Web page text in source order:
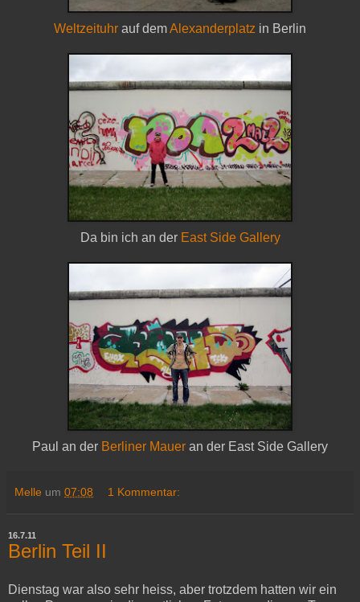
Weltzeituhr auf demAlexanderplatz in Berlin
Da bin ich an der East Side Gallery
Paul an der Berliner Mauer an der East Side Gallery
Melle um 07:08 1 Kommentar:
16.7.11
Berlin Teil II
Dienstag war also sehr heiss, aber trotzdem hatten wir ein